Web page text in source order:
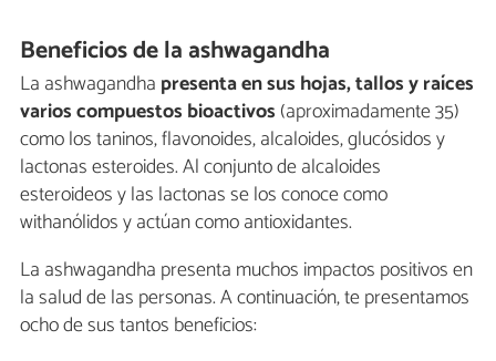
Beneficios de la ashwagandha
La ashwagandha presenta en sus hojas, tallos y raíces
varios compuestos bioactivos (aproximadamente 35)
como los taninos, flavonoides, alcaloides, glucósidos y
lactonas esteroides. Al conjunto de alcaloides
esteroideos y las lactonas se los conoce como
withanólidos y actúan como antioxidantes.
La ashwagandha presenta muchos impactos positivos en
la salud de las personas. A continuación, te presentamos
ocho de sus tantos beneficios: